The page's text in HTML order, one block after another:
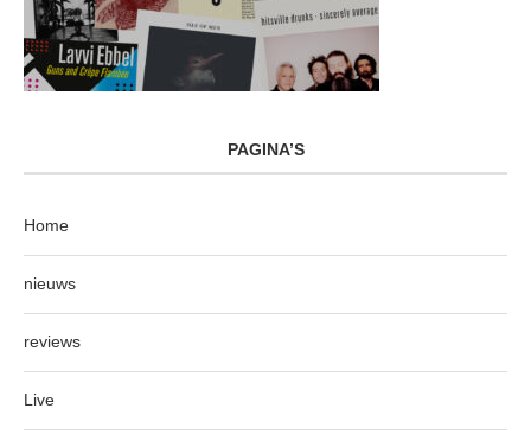
PAGINA’S
Home
nieuws
reviews
Live